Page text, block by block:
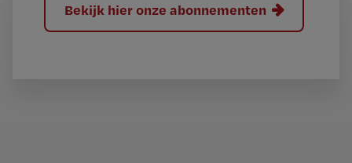
Bekijk hier onze abonnementen